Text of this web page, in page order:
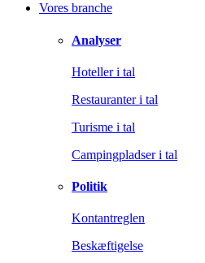
Vores branche
Analyser
Hoteller i tal
Restauranter i tal
Turisme i tal
Campingpladser i tal
Politik
Kontantreglen
Beskæftigelse